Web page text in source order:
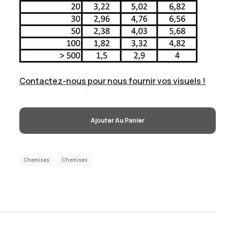
Contactez-nous pour nous fournir vos visuels !
Ajouter Au Panier
Chemises Chemises